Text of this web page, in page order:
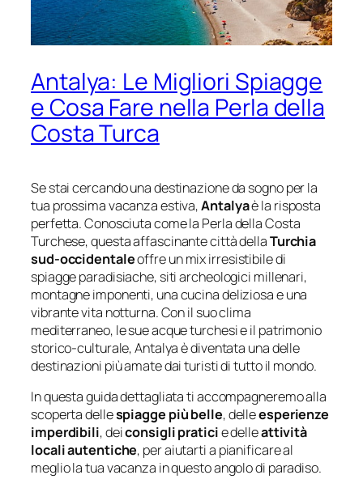
Antalya: Le Migliori Spiagge
e Cosa Fare nella Perla della
Costa Turca
Se stai cercando una destinazione da sogno per la
tua prossima vacanza estiva,Antalyaè la risposta
perfetta. Conosciuta come la Perla della Costa
Turchese, questa affascinante città dellaTurchia
sud-occidentaleoffre un mix irresistibile di
spiagge paradisiache, siti archeologici millenari,
montagne imponenti, una cucina deliziosa e una
vibrante vita notturna. Con il suo clima
mediterraneo, le sue acque turchesi e il patrimonio
storico-culturale, Antalya è diventata una delle
destinazioni più amate dai turisti di tutto il mondo.
In questa guida dettagliata ti accompagneremo alla
scoperta dellespiagge più belle, delleesperienze
imperdibili, deiconsigli praticie delleattività
locali autentiche, per aiutarti a pianificare al
meglio la tua vacanza in questo angolo di paradiso.